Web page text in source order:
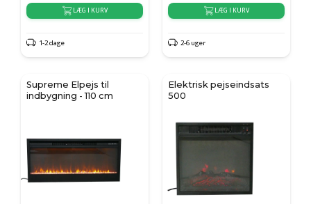
LÆG I KURV
1-2 dage
LÆG I KURV
2-6 uger
Supreme Elpejs til
indbygning - 110 cm
Elektrisk pejseindsats
500